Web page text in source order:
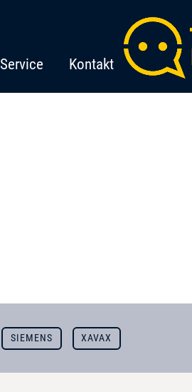
Service Kontakt
SIEMENS XAVAX